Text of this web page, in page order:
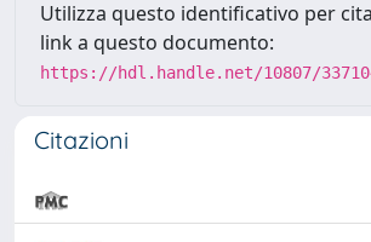
Utilizza questo identificativo per
link a questo documento:
https://hdl.handle.net/10807/
Citazioni